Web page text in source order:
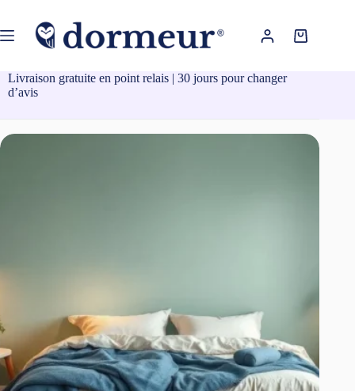
contenu
Panier
Livraison gratuite en point relais | 30 jours pour changer
d’avis